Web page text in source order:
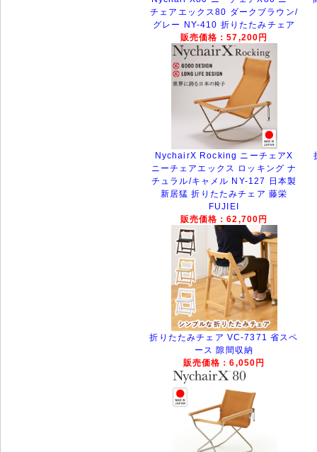
チェアエックス80 ダークブラウン/
グレー NY-410 折りたたみチェア
販売価格：57,200円
NychairX Rocking ニーチェアX
ニーチェアエックス ロッキング ナ
チュラル/キャメル NY-127 日本製
新居猛 折りたたみチェア 藤栄
FUJIEI
販売価格：62,700円
折りたたみチェア VC-7371 省スペ
ース 隙間収納
販売価格：6,050円